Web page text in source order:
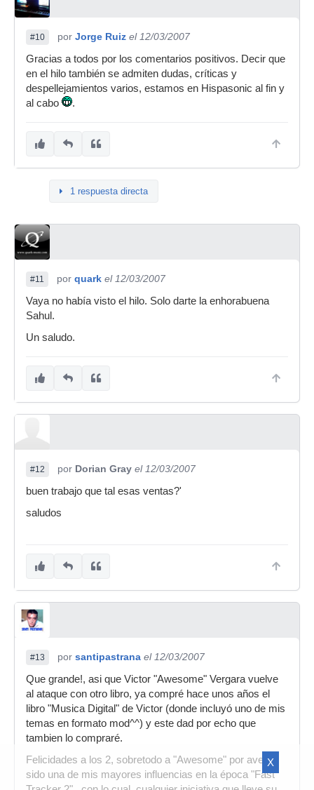
#10 por Jorge Ruiz el 12/03/2007
Gracias a todos por los comentarios positivos. Decir que
en el hilo también se admiten dudas, críticas y
despellejamientos varios, estamos en Hispasonic al fin y
al cabo
.
1 respuesta directa
#11 por quark el 12/03/2007
Vaya no había visto el hilo. Solo darte la enhorabuena
Sahul.
Un saludo.
#12 por Dorian Gray el 12/03/2007
buen trabajo que tal esas ventas?'
saludos
#13 por santipastrana el 12/03/2007
Que grande!, asi que Victor "Awesome" Vergara vuelve
al ataque con otro libro, ya compré hace unos años el
libro "Musica Digital" de Victor (donde incluyó uno de mis
temas en formato mod^^) y este dad por echo que
tambien lo compraré.
Felicidades a los 2, sobretodo a "Awesome" por aver
sido una de mis mayores influencias en la época "Fast
X